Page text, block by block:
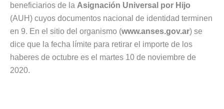
beneficiarios de la Asignación Universal por Hijo
(AUH) cuyos documentos nacional de identidad terminen
en 9. En el sitio del organismo (www.anses.gov.ar) se
dice que la fecha límite para retirar el importe de los
haberes de octubre es el martes 10 de noviembre de
2020.